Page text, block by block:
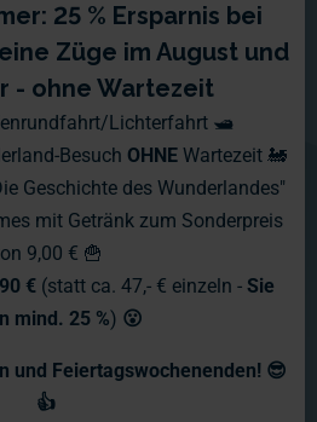
- Sonntag,
Vorfreude auf den "Tanz in den
der neue Wochenbericht. :-)
Ihnen wieder einmal von unserem
und ein paar kleinen Geschichten
25 % Ersparnis bei
Züge im August und
- ohne Wartezeit
Lichterfahrt 🛥️
Besuch OHNE Wartezeit 🚂
Geschichte des Wunderlandes"
mit Getränk zum Sonderpreis
9,00 € 🍟
€ (statt ca. 47,- € einzeln - Sie
mind. 25 %) 😮
und Feiertagswochenenden! 😎
👍